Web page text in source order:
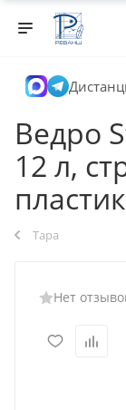
Ведро
12 л,
Тара
Нет